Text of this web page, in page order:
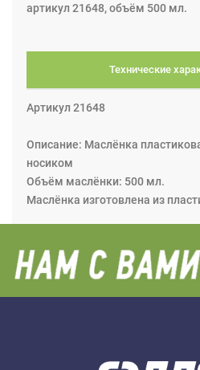
артикул 21648, объём 500 мл.
Технические
Артикул 21648
Описание: Маслёнка
носиком
Объём маслёнки: 500 мл.
Маслёнка изготовлена из